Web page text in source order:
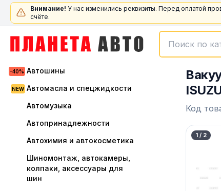
Внимание! У нас изменились реквизиты. Перед оплатой
счёте.
Автошины
Автомасла и спецжидкости
Автомузыка
Автопринадлежности
Автохимия и автокосметика
Шиномонтаж, автокамеры,
колпаки, аксессуары для
шин
Код
1 / 2